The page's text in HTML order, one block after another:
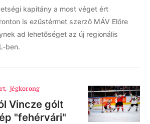
kapitány a most véget ért
is ezüstérmet szerző MÁV Előre
ad lehetőséget az új regionális
ben.
, jégkorong
Vincze gólt
"fehérvári"